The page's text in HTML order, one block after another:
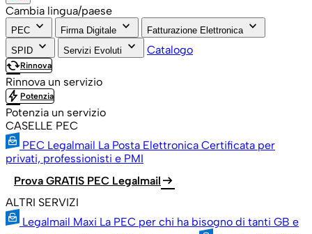
Cambia lingua/paese
PEC keyboard_arrow_down Firma Digitale keyboard_arrow_down Fatturazione Elettronica keyboard_arrow_down
SPID keyboard_arrow_down Servizi Evoluti keyboard_arrow_down Catalogo
cachedRinnova
Rinnova un servizio
bolt Potenzia
Potenzia un servizio
CASELLE PEC
PEC Legalmail La Posta Elettronica Certificata per
privati, professionisti e PMI
Prova GRATIS PEC Legalmail arrow_right_alt
ALTRI SERVIZI
Legalmail Maxi La PEC per chi ha bisogno di tanti GB e